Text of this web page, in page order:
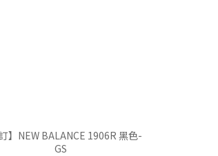
訂】NEW BALANCE 1906R 黑色-
GS